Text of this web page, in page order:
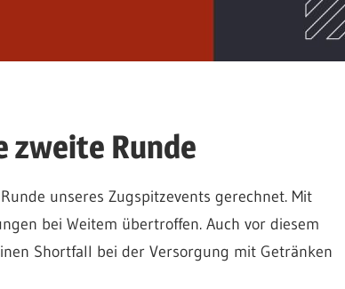
zweite Runde
unseres Zugspitzevents gerechnet. Mit
bei Weitem übertroffen. Auch vor diesem
Shortfall bei der Versorgung mit Getränken